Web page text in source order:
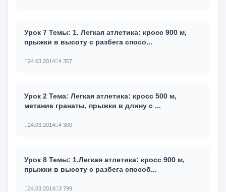
Урок 7 Темы: 1. Легкая атлетика: кросс 900 м,
прыжки в высоту с разбега спосо...
24.03.2014 4 357
Урок 2 Тема: Легкая атлетика: кросс 500 м,
метание гранаты, прыжки в длину с ...
24.03.2014 4 300
Урок 8 Темы: 1.Легкая атлетика: кросс 900 м,
прыжки в высоту с разбега способ...
24.03.2014 3 799